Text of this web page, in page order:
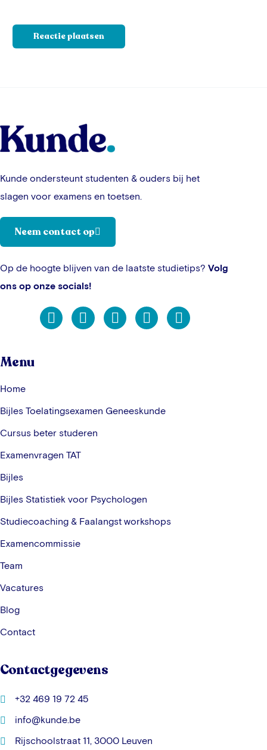
Kunde ondersteunt studenten & ouders bij het
slagen voor examens en toetsen.
Neem contact op
Op de hoogte blijven van de laatste studietips? Volg
ons op onze socials!
Menu
Home
Bijles Toelatingsexamen Geneeskunde
Cursus beter studeren
Examenvragen TAT
Bijles
Bijles Statistiek voor Psychologen
Studiecoaching & Faalangst workshops
Examencommissie
Team
Vacatures
Blog
Contact
Contactgegevens
+32 469 19 72 45
info@kunde.be
Rijschoolstraat 11, 3000 Leuven